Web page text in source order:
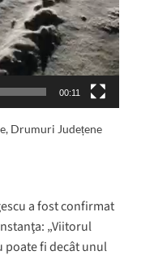
00:11
, Drumuri Județene
a fost confirmat
„Viitorul
poate fi decât unul